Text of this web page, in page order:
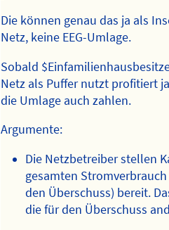
Die können genau das ja als
Netz, keine EEG-Umlage.
Sobald
Netz als Puffer nutzt profitiert
die Umlage auch zahlen.
Argumente:
Die Netzbetreiber stellen
gesamten
den Überschuss) bereit.
die für den Überschuss